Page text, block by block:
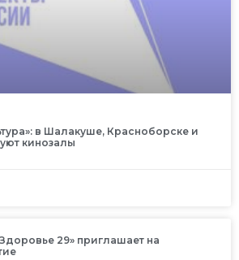
в Шалакуше, Красноборске и
кинозалы
29» приглашает на